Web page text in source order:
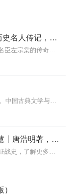
曾国藩传（全四册） | 中国历史名人传记，曾国藩一生一世全传
新专辑《左宗棠》上线，再现晚清名臣左宗棠的传奇人生与政治军事智慧。点击跳转收听。点我直达160万字，闪耀着中华传统文化智慧之光的人物传记。曾国藩的一生一世全传...
郦波，生于1972年，祖籍江苏丹阳。中国古典文学与文化专业博士，汉语言文学博士后，南京师范大学文学院教授，博士生导师，兼任江宁织造博物馆馆长、南京明清文化研究中...
曾国藩丨千古名臣的处世智慧丨唐浩明著，白钢&昊澜播
收听《乱世湘军》，还原真实湘军征战史，了解更多晚清岁月【更新频率】共307集，已完结，点击右上角订阅按钮，VIP免费听！【社群福利】2024熊猫君听书社群全新升...